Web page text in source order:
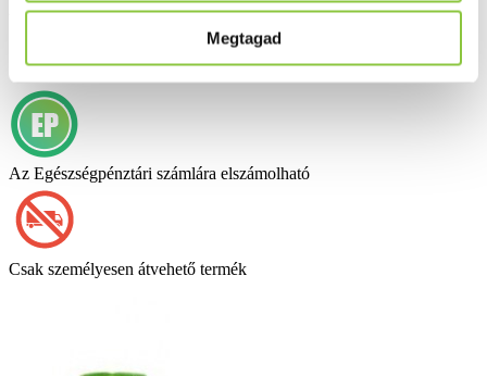
Megtagad
Az Egészségpénztári számlára elszámolható
Csak személyesen átvehető termék